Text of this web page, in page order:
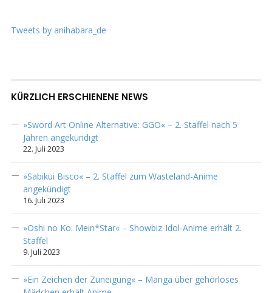
Tweets by anihabara_de
KÜRZLICH ERSCHIENENE NEWS
»Sword Art Online Alternative: GGO« – 2. Staffel nach 5
Jahren angekündigt
22. Juli 2023
»Sabikui Bisco« – 2. Staffel zum Wasteland-Anime
angekündigt
16. Juli 2023
»Oshi no Ko: Mein*Star« – Showbiz-Idol-Anime erhält 2.
Staffel
9. Juli 2023
»Ein Zeichen der Zuneigung« – Manga über gehörloses